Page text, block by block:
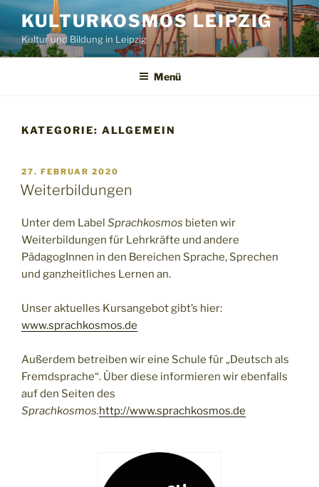
Zum
Inhalt
springen
KULTURKOSMOS LEIPZIG
Kultur und Bildung in Leipzig
Menü
KATEGORIE: ALLGEMEIN
VERÖFFENTLICHT
AM
27. FEBRUAR 2020
Weiterbildungen
Unter dem Label Sprachkosmos bieten wir
Weiterbildungen für Lehrkräfte und andere
PädagogInnen in den Bereichen Sprache, Sprechen
und ganzheitliches Lernen an.
Unser aktuelles Kursangebot gibt’s hier:
www.sprachkosmos.de
Außerdem betreiben wir eine Schule für „Deutsch als
Fremdsprache“. Über diese informieren wir ebenfalls
auf den Seiten des
Sprachkosmos.http://www.sprachkosmos.de